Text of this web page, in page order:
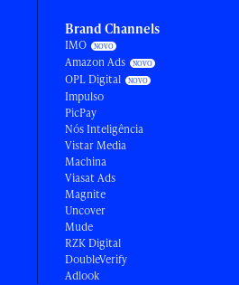
Brand Channels
IMO
Amazon Ads
OPL Digital
Impulso
PicPay
Nós Inteligência
Vistar Media
Machina
Viasat Ads
Magnite
Uncover
Mude
RZK Digital
DoubleVerify
Adlook